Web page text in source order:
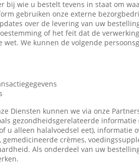
bij wie u bestelt tevens in staat om
gebruiken onze externe
over de levering van uw
of het feit dat de
wet. We kunnen de volgende
Diensten kunnen we via onze
gezondheidsgerelateerde
u alleen halalvoedsel eet), informatie
gemedicineerde crèmes,
Als onderdeel van uw